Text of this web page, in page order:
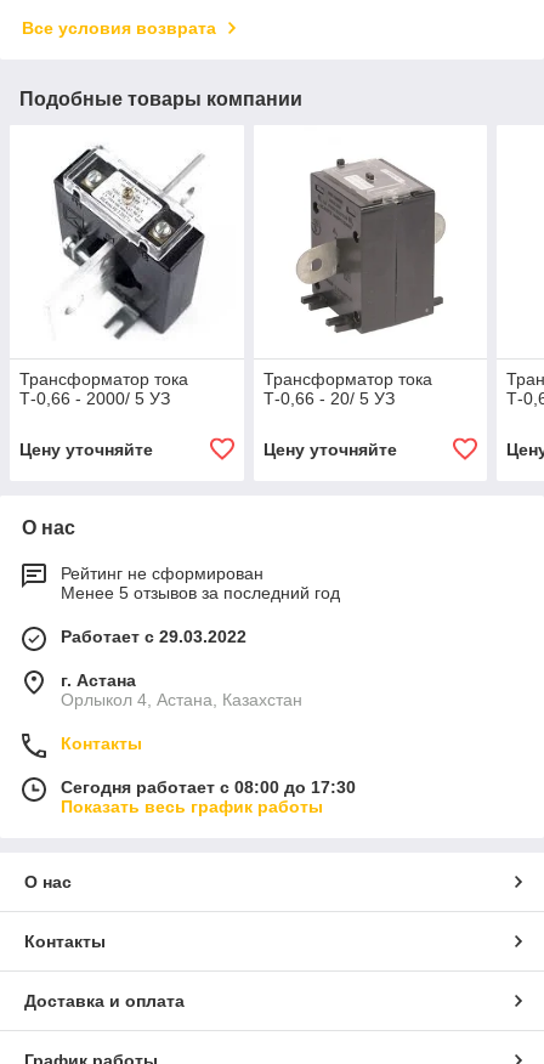
Все условия возврата
Подобные товары компании
Трансформатор тока
Т-0,66 - 2000/ 5 УЗ
Цену уточняйте
Трансформатор тока
Т-0,66 - 20/ 5 УЗ
Цену уточняйте
Т-
О нас
Рейтинг не сформирован
Менее 5 отзывов за последний год
Работает с 29.03.2022
г. Астана
Орлыкол 4, Астана, Казахстан
Контакты
Сегодня работает с 08:00 до 17:30
Показать весь график работы
О нас
Контакты
Доставка и оплата